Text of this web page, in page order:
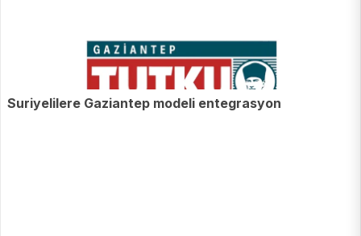
Suriyelilere Gaziantep modeli entegrasyon